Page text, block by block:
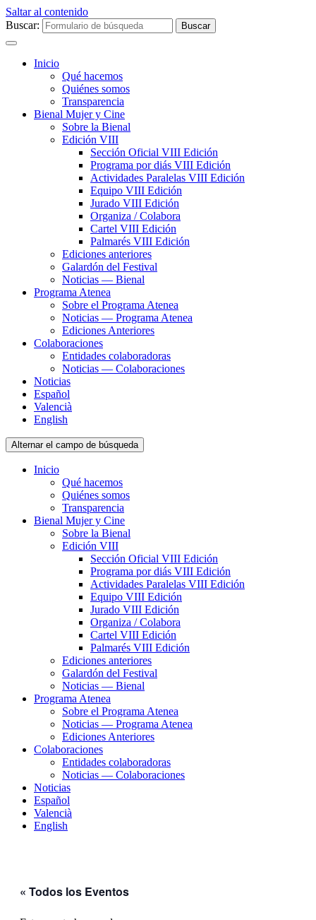
Saltar al contenido
Buscar:
Inicio
Qué hacemos
Quiénes somos
Transparencia
Bienal Mujer y Cine
Sobre la Bienal
Edición VIII
Sección Oficial VIII Edición
Programa por diás VIII Edición
Actividades Paralelas VIII Edición
Equipo VIII Edición
Jurado VIII Edición
Organiza / Colabora
Cartel VIII Edición
Palmarés VIII Edición
Ediciones anteriores
Galardón del Festival
Noticias — Bienal
Programa Atenea
Sobre el Programa Atenea
Noticias — Programa Atenea
Ediciones Anteriores
Colaboraciones
Entidades colaboradoras
Noticias — Colaboraciones
Noticias
Español
Valencià
English
Alternar el campo de búsqueda
Inicio
Qué hacemos
Quiénes somos
Transparencia
Bienal Mujer y Cine
Sobre la Bienal
Edición VIII
Sección Oficial VIII Edición
Programa por diás VIII Edición
Actividades Paralelas VIII Edición
Equipo VIII Edición
Jurado VIII Edición
Organiza / Colabora
Cartel VIII Edición
Palmarés VIII Edición
Ediciones anteriores
Galardón del Festival
Noticias — Bienal
Programa Atenea
Sobre el Programa Atenea
Noticias — Programa Atenea
Ediciones Anteriores
Colaboraciones
Entidades colaboradoras
Noticias — Colaboraciones
Noticias
Español
Valencià
English
« Todos los Eventos